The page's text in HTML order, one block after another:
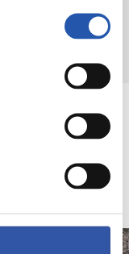
29/12/2025